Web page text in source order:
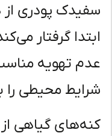
سفیدک پودری از
ابتدا گرفتار
عدم تهویه
شرایط محیطی را
کنه‌های گیاهی